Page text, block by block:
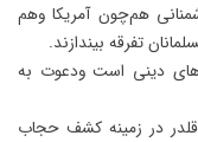
هم‌چون آمریکا وهم
تفرقه بیندازند.
دینی است ودعوت به
قلدر در زمینه کشف حجاب